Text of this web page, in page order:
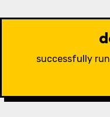
successfully